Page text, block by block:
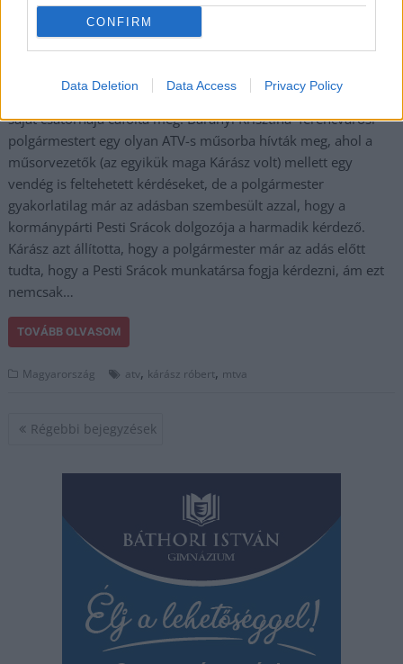
CONFIRM
Data Deletion Data Access Privacy Policy
ATV-től, az MTVA egyik
Kárászt nemrégiben,
még ATV-s
műsorvezetőként a
saját csatornája cáfolta meg. Baranyi Krisztina ferencvárosi
polgármestert egy olyan ATV-s műsorba hívták meg, ahol a
műsorvezetők (az egyikük maga Kárász volt) mellett egy
vendég is feltehetett kérdéseket, de a polgármester
gyakorlatilag már az adásban szembesült azzal, hogy a
kormánypárti Pesti Srácok dolgozója a harmadik kérdező.
Kárász azt állította, hogy a polgármester már az adás előtt
tudta, hogy a Pesti Srácok munkatársa fogja kérdezni, ám ezt
nemcsak…
TOVÁBB OLVASOM
Magyarország atv, kárász róbert, mtva
Bejegyzés
Régebbi bejegyzések